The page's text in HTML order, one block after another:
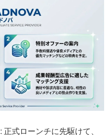
: 正式ローンチに先駆けて、